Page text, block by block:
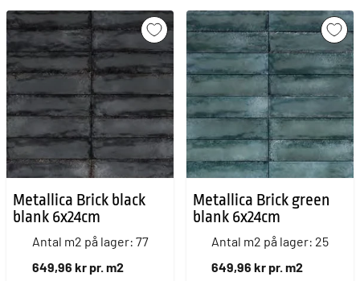
Metallica Brick black
blank 6x24cm
Antal m2 på lager: 77
649,96 kr pr. m2
Metallica Brick green
blank 6x24cm
Antal m2 på lager: 25
649,96 kr pr. m2